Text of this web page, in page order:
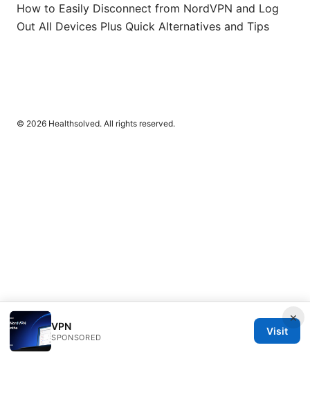
How to Easily Disconnect from NordVPN and Log
Out All Devices Plus Quick Alternatives and Tips
×
VPN
SPONSORED
Visit
© 2026 Healthsolved. All rights reserved.